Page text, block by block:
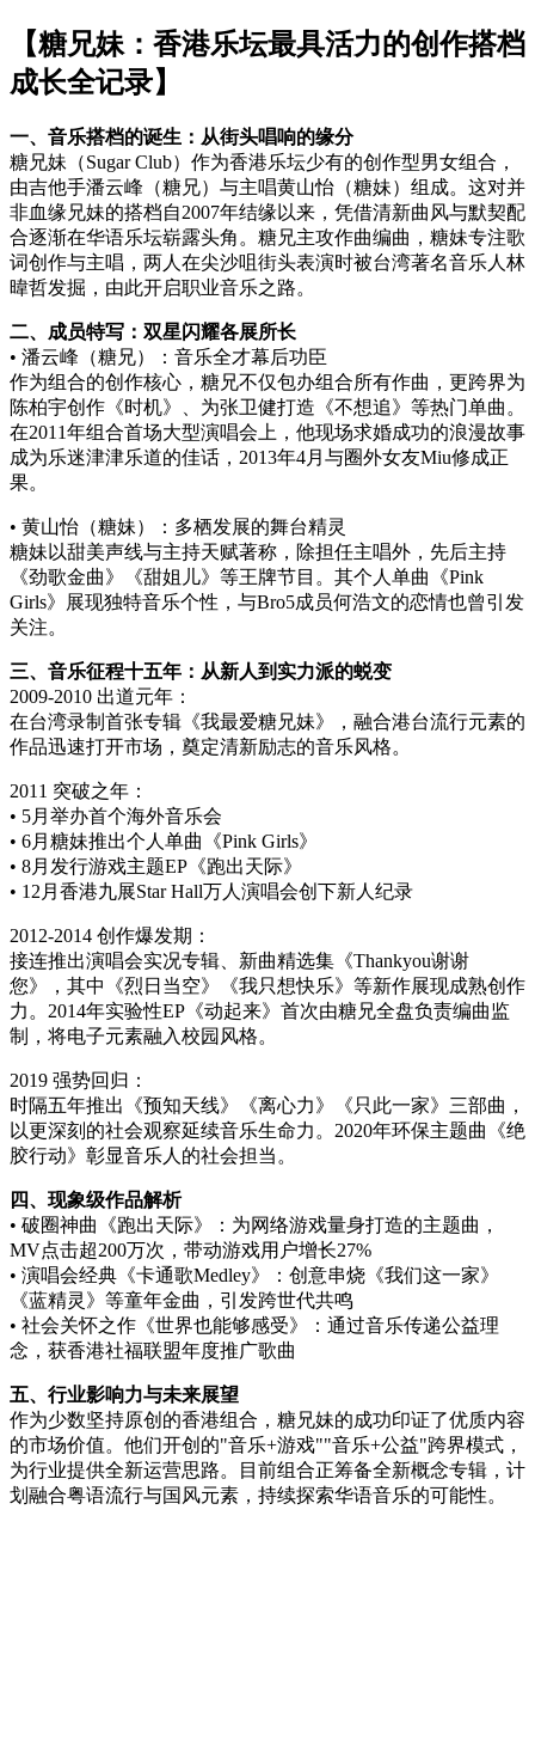
【糖兄妹：香港乐坛最具活力的创作搭档
成长全记录】
一、音乐搭档的诞生：从街头唱响的缘分
糖兄妹（Sugar Club）作为香港乐坛少有的创作型男女组合，
由吉他手潘云峰（糖兄）与主唱黄山怡（糖妹）组成。这对并
非血缘兄妹的搭档自2007年结缘以来，凭借清新曲风与默契配
合逐渐在华语乐坛崭露头角。糖兄主攻作曲编曲，糖妹专注歌
词创作与主唱，两人在尖沙咀街头表演时被台湾著名音乐人林
暐哲发掘，由此开启职业音乐之路。
二、成员特写：双星闪耀各展所长
• 潘云峰（糖兄）：音乐全才幕后功臣
作为组合的创作核心，糖兄不仅包办组合所有作曲，更跨界为
陈柏宇创作《时机》、为张卫健打造《不想追》等热门单曲。
在2011年组合首场大型演唱会上，他现场求婚成功的浪漫故事
成为乐迷津津乐道的佳话，2013年4月与圈外女友Miu修成正
果。
• 黄山怡（糖妹）：多栖发展的舞台精灵
糖妹以甜美声线与主持天赋著称，除担任主唱外，先后主持
《劲歌金曲》《甜姐儿》等王牌节目。其个人单曲《Pink
Girls》展现独特音乐个性，与Bro5成员何浩文的恋情也曾引发
关注。
三、音乐征程十五年：从新人到实力派的蜕变
2009-2010 出道元年：
在台湾录制首张专辑《我最爱糖兄妹》，融合港台流行元素的
作品迅速打开市场，奠定清新励志的音乐风格。
2011 突破之年：
• 5月举办首个海外音乐会
• 6月糖妹推出个人单曲《Pink Girls》
• 8月发行游戏主题EP《跑出天际》
• 12月香港九展Star Hall万人演唱会创下新人纪录
2012-2014 创作爆发期：
接连推出演唱会实况专辑、新曲精选集《Thankyou谢谢
您》，其中《烈日当空》《我只想快乐》等新作展现成熟创作
力。2014年实验性EP《动起来》首次由糖兄全盘负责编曲监
制，将电子元素融入校园风格。
2019 强势回归：
时隔五年推出《预知天线》《离心力》《只此一家》三部曲，
以更深刻的社会观察延续音乐生命力。2020年环保主题曲《绝
胶行动》彰显音乐人的社会担当。
四、现象级作品解析
• 破圈神曲《跑出天际》：为网络游戏量身打造的主题曲，
MV点击超200万次，带动游戏用户增长27%
• 演唱会经典《卡通歌Medley》：创意串烧《我们这一家》
《蓝精灵》等童年金曲，引发跨世代共鸣
• 社会关怀之作《世界也能够感受》：通过音乐传递公益理
念，获香港社福联盟年度推广歌曲
五、行业影响力与未来展望
作为少数坚持原创的香港组合，糖兄妹的成功印证了优质内容
的市场价值。他们开创的"音乐+游戏""音乐+公益"跨界模式，
为行业提供全新运营思路。目前组合正筹备全新概念专辑，计
划融合粤语流行与国风元素，持续探索华语音乐的可能性。